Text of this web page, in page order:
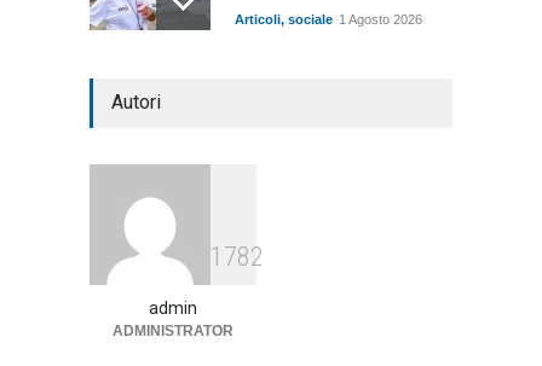
Articoli, sociale 1 Agosto 2026
arrivano i pagamenti PAC, la
Autori
1782
admin
ADMINISTRATOR